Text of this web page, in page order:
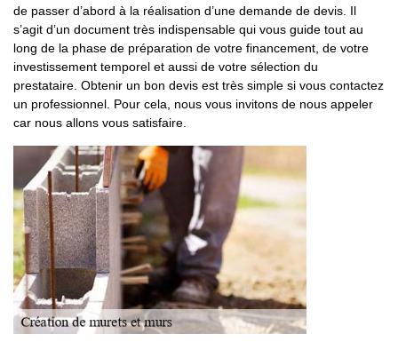
de passer d’abord à la réalisation d’une demande de devis. Il
s’agit d’un document très indispensable qui vous guide tout au
long de la phase de préparation de votre financement, de votre
investissement temporel et aussi de votre sélection du
prestataire. Obtenir un bon devis est très simple si vous contactez
un professionnel. Pour cela, nous vous invitons de nous appeler
car nous allons vous satisfaire.